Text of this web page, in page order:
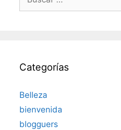
Categorías
Belleza
bienvenida
blogguers